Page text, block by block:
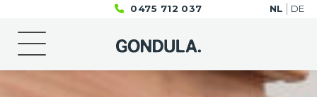
0475 712 037 NL DE